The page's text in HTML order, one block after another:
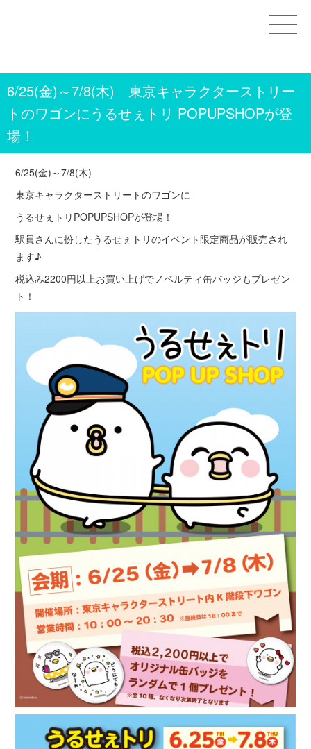
GOODS
STAMPS＆THEMES
CHARACTERS
6/25(金)～7/8(木) 東京キャラクターストリー
トのワゴンにうるせぇトリ POPUPSHOPが登
場！
6/25(金)～7/8(木)
東京キャラクターストリートのワゴンに
うるせぇトリPOPUPSHOPが登場！
駅員さんに扮したうるせぇトリのイベント限定商品が販売され
ます♪
税込み2200円以上お買い上げでノベルティ缶バッジもプレゼン
ト！